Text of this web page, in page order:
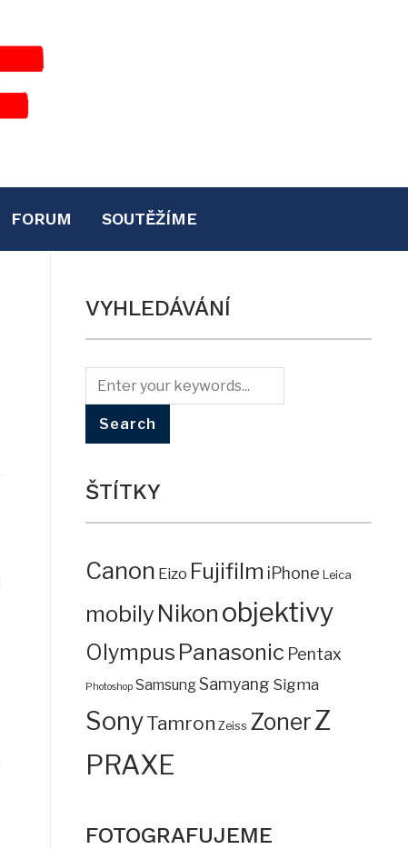
FORUM SOUTĚŽÍME
VYHLEDÁVÁNÍ
ŠTÍTKY
Canon Eizo Fujifilm iPhone Leica
mobilyNikon objektivy
Olympus Panasonic Pentax
Photoshop SamsungSamyang Sigma
SonyTamron Zeiss ZonerZ
PRAXE
FOTOGRAFUJEME